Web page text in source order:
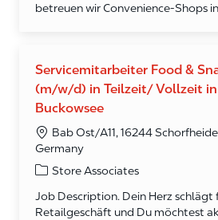
betreuen wir Convenience-Shops
Servicemitarbeiter Food &
(m/w/d) in Teilzeit/ Vollzeit in
Buckowsee
Bab Ost/A11, 16244
Germany
Category
Store Associates
Job Description. Dein Herz schlägt
Retailgeschäft und Du möchtest